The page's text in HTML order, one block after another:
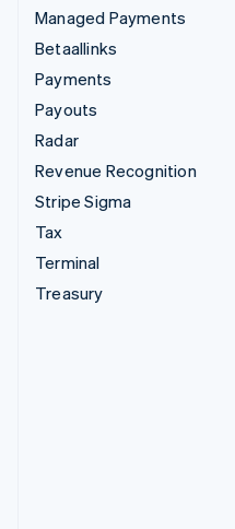
Managed Payments
Betaallinks
Payments
Payouts
Radar
Revenue Recognition
Stripe Sigma
Tax
Terminal
Treasury